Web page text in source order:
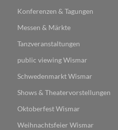
Konferenzen & Tagungen
Messen & Märkte
Tanzveranstaltungen
public viewing Wismar
Schwedenmarkt Wismar
Shows & Theatervorstellungen
Oktoberfest Wismar
Weihnachtsfeier Wismar